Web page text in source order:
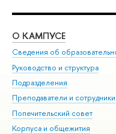
О КАМПУСЕ
Сведения об
Руководство и структура
Подразделения
Преподаватели и сотрудники
Попечительский совет
Корпуса и общежития